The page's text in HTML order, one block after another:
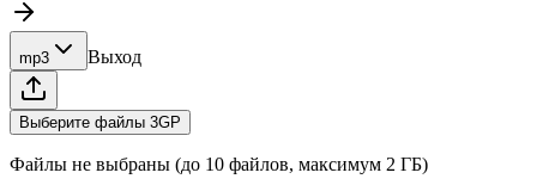
mp3 Выход
Выберите файлы 3GP
Файлы не выбраны (до 10 файлов, максимум 2 ГБ)